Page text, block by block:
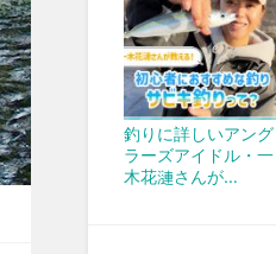
釣りに詳しいアング
ラーズアイドル・一
木花漣さんが…